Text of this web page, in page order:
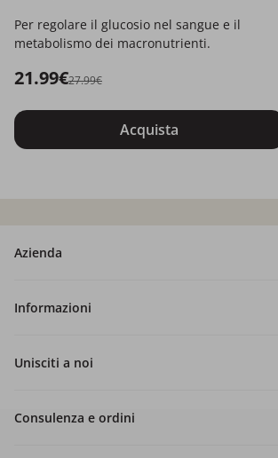
Per regolare il glucosio nel sangue e il
metabolismo dei macronutrienti.
21.99€27.99€
Acquista
Azienda
Informazioni
Unisciti a noi
Consulenza e ordini